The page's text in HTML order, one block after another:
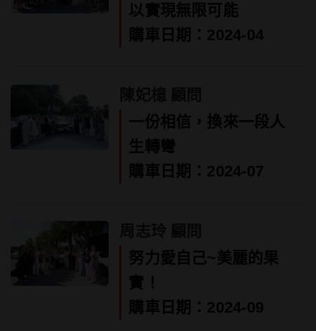
以實現無限可能
購車日期：2024-04
一份相信，換來一段人
生轉彎
購車日期：2024-07
努力愛自己~美麗的果
實！
購車日期：2024-09